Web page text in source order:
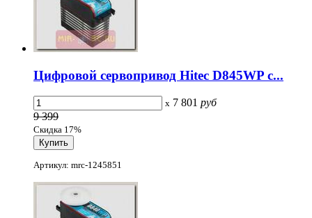
Цифровой сервопривод Hitec D845WP c...
x 7 801 руб
9 399
Скидка 17%
Артикул: mrc-1245851